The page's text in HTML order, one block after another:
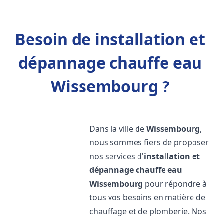
Besoin de installation et
dépannage chauffe eau
Wissembourg ?
Dans la ville deWissembourg,
nous sommes fiers de proposer
nos services d'installation et
dépannage chauffe eau
Wissembourg pour répondre à
tous vos besoins en matière de
chauffage et de plomberie. Nos